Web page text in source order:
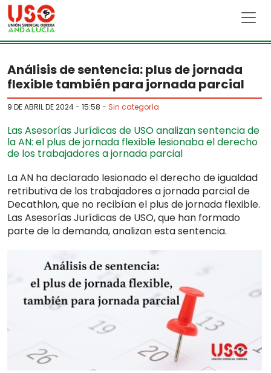
Skip to main content
Análisis de sentencia: plus de jornada
flexible también para jornada parcial
9 DE ABRIL DE 2024 - 15:58 - Sin categoría
Las Asesorías Jurídicas de USO analizan sentencia de
la AN: el plus de jornada flexible lesionaba el derecho
de los trabajadores a jornada parcial
La AN ha declarado lesionado el derecho de igualdad
retributiva de los trabajadores a jornada parcial de
Decathlon, que no recibían el plus de jornada flexible.
Las Asesorías Jurídicas de USO, que han formado
parte de la demanda, analizan esta sentencia.